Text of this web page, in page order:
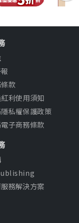
款
利使用須知
私權保護政策
子商務條款
務解決方案